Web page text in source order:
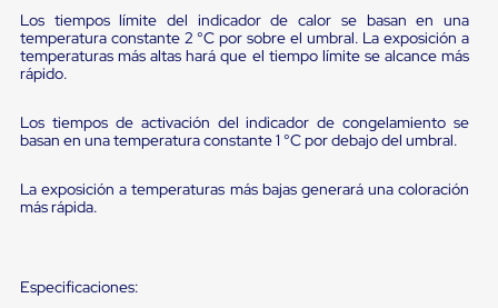
de
Muelle/Andén
Básico
Muelle/Andén
Integral
de
Los tiempos límite del indicador de calor se basan en una
temperatura constante 2 °C por sobre el umbral. La exposición a
temperaturas más altas hará que el tiempo límite se alcance más
rápido.
Los tiempos de activación del indicador de congelamiento se
basan en una temperatura constante 1 °C por debajo del umbral.
La exposición a temperaturas más bajas generará una coloración
más rápida.
Especificaciones: